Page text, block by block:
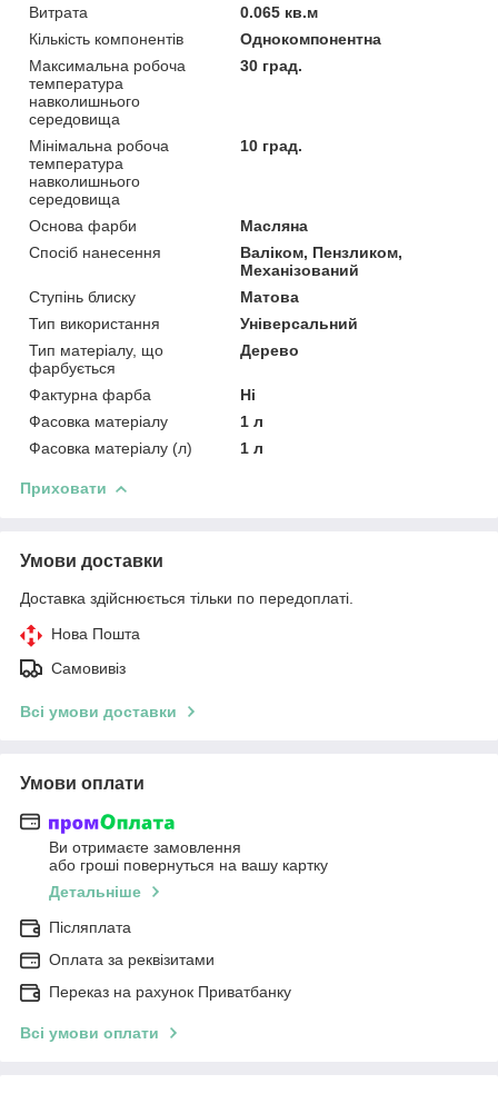
Витрата
0.065 кв.м
Кількість компонентів
Однокомпонентна
Максимальна робоча
температура
навколишнього
середовища
30 град.
Мінімальна робоча
температура
навколишнього
середовища
10 град.
Основа фарби
Масляна
Спосіб нанесення
Валіком, Пензликом,
Механізований
Ступінь блиску
Матова
Тип використання
Універсальний
Тип матеріалу, що
фарбується
Дерево
Фактурна фарба
Ні
Фасовка матеріалу
1 л
Фасовка матеріалу (л)
1 л
Приховати
Умови доставки
Доставка здійснюється тільки по передоплаті.
Нова Пошта
Самовивіз
Всі умови доставки
Умови оплати
Ви отримаєте замовлення
або гроші повернуться на вашу картку
Детальніше
Післяплата
Оплата за реквізитами
Переказ на рахунок Приватбанку
Всі умови оплати